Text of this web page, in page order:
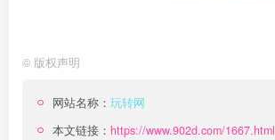
© 版权声明
网站名称： 玩转网
本文链接： https://www.902d.com/1667.html